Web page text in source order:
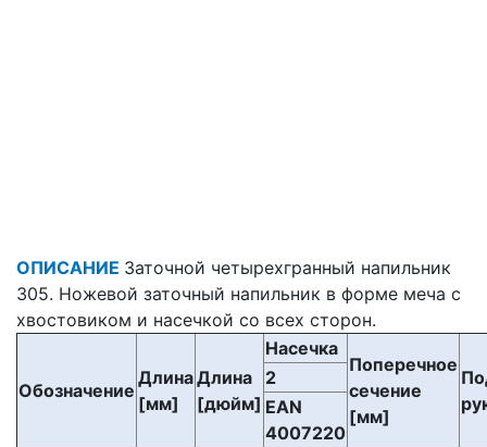
ОПИСАНИЕ Заточной четырехгранный напильник
305. Ножевой заточный напильник в форме меча с
хвостовиком и насечкой со всех сторон.
Обозначение
Длина
[мм]
Длина
[дюйм]
Насечка
Поперечное
сечение
[мм]
2
EAN
4007220